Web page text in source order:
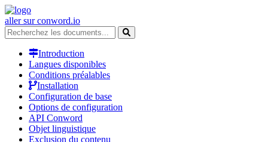
aller sur conword.io
Introduction
Langues disponibles
Conditions préalables
Installation
Configuration de base
Options de configuration
API Conword
Objet linguistique
Exclusion du contenu